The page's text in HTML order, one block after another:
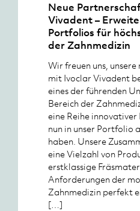
Neue
Vivadent –
Portfolios für
der Zahnmedizin
Wir freuen uns,
mit Ivoclar Vivadent
eines der führenden
Bereich der
eine Reihe
nun in unser Portfolio
haben. Unsere
eine Vielzahl von
erstklassige
Anforderungen der
Zahnmedizin perfekt
[…]